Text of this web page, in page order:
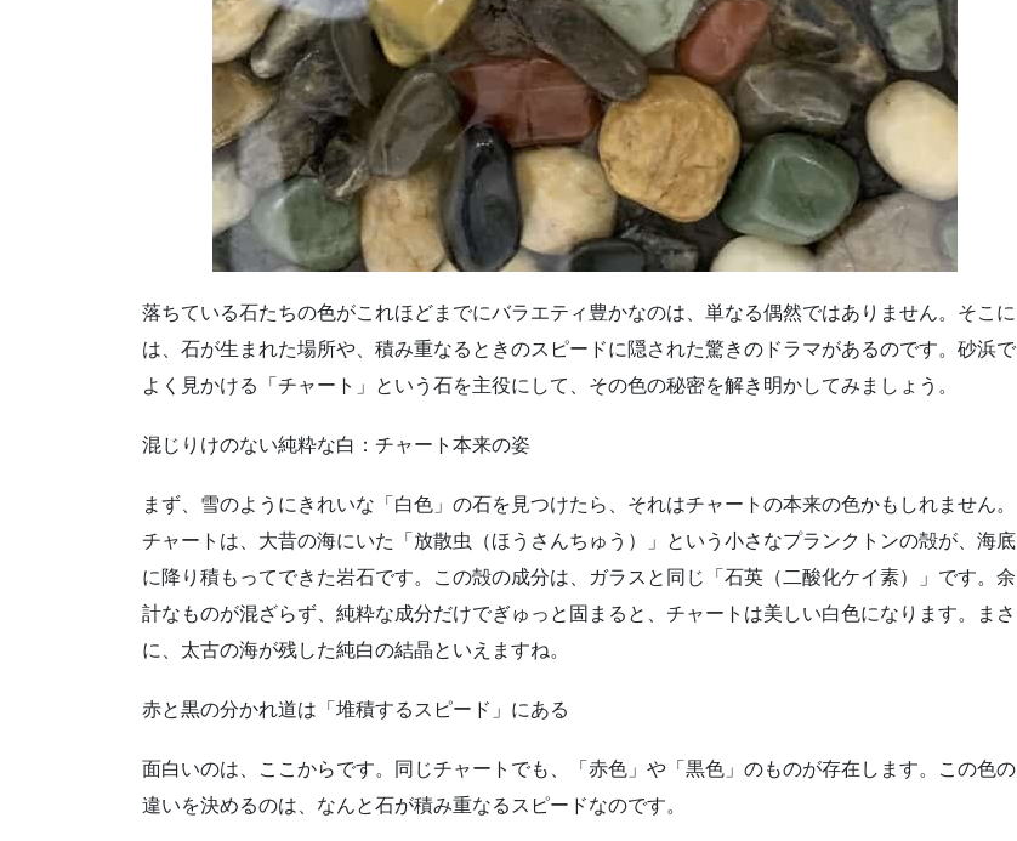
落ちている石たちの色がこれほどまでにバラエティ豊かなのは、単なる偶然ではありません。そこに
は、石が生まれた場所や、積み重なるときのスピードに隠された驚きのドラマがあるのです。砂浜で
よく見かける「チャート」という石を主役にして、その色の秘密を解き明かしてみましょう。
混じりけのない純粋な白：チャート本来の姿
まず、雪のようにきれいな「白色」の石を見つけたら、それはチャートの本来の色かもしれません。
チャートは、大昔の海にいた「放散虫（ほうさんちゅう）」という小さなプランクトンの殻が、海底
に降り積もってできた岩石です。この殻の成分は、ガラスと同じ「石英（二酸化ケイ素）」です。余
計なものが混ざらず、純粋な成分だけでぎゅっと固まると、チャートは美しい白色になります。まさ
に、太古の海が残した純白の結晶といえますね。
赤と黒の分かれ道は「堆積するスピード」にある
面白いのは、ここからです。同じチャートでも、「赤色」や「黒色」のものが存在します。この色の
違いを決めるのは、なんと石が積み重なるスピードなのです。